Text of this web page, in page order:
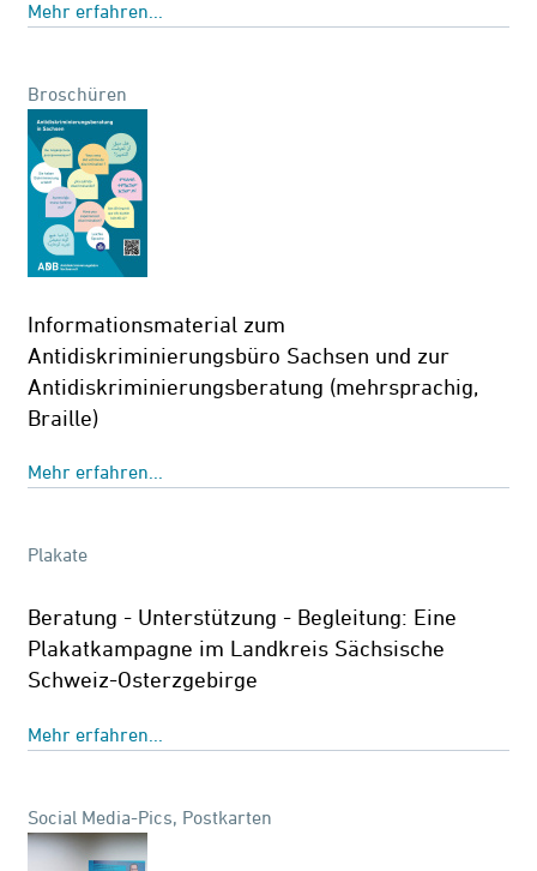
Mehr erfahren...
Broschüren
Informationsmaterial zum
Antidiskriminierungsbüro Sachsen und zur
Antidiskriminierungsberatung (mehrsprachig,
Braille)
Mehr erfahren...
Plakate
Beratung - Unterstützung - Begleitung: Eine
Plakatkampagne im Landkreis Sächsische
Schweiz-Osterzgebirge
Mehr erfahren...
Social Media-Pics, Postkarten